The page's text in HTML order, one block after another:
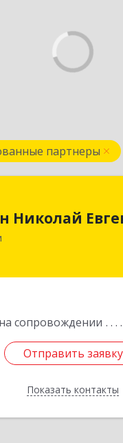
партнеры
Николай
сопровождении
Отправить заявку
Показать контакты
Отправить заявку
Назад